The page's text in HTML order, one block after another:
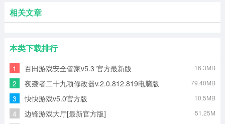
相关文章
本类下载排行
1 百田游戏安全管家v5.3 官方最新版 16.3MB
2 夜袭者二十九项修改器v.2.0.812.819电脑版 79.40MB
3 快快游戏v5.0官方版 10.5MB
4 边锋游戏大厅[最新官方版] 51.25M